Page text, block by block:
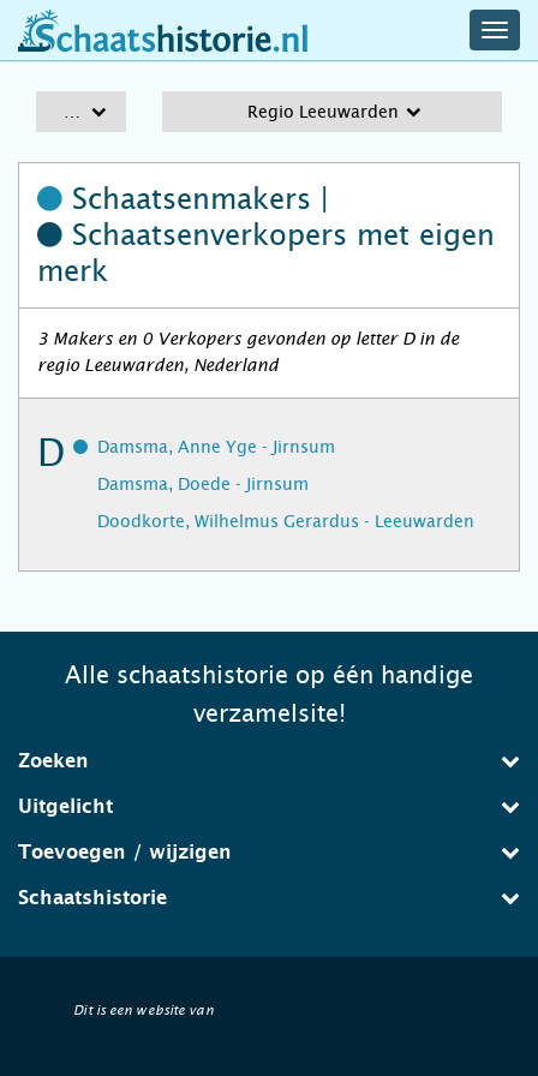
schaatshistorie.nl
Regio Leeuwarden
Schaatsenmakers |
Schaatsenverkopers met eigen
merk
3 Makers en 0 Verkopers gevonden op letter D in de
regio Leeuwarden, Nederland
D
Damsma, Anne Yge - Jirnsum
Damsma, Doede - Jirnsum
Doodkorte, Wilhelmus Gerardus - Leeuwarden
Alle schaatshistorie op één handige
verzamelsite!
Zoeken
Uitgelicht
Toevoegen / wijzigen
Schaatshistorie
Dit is een website van